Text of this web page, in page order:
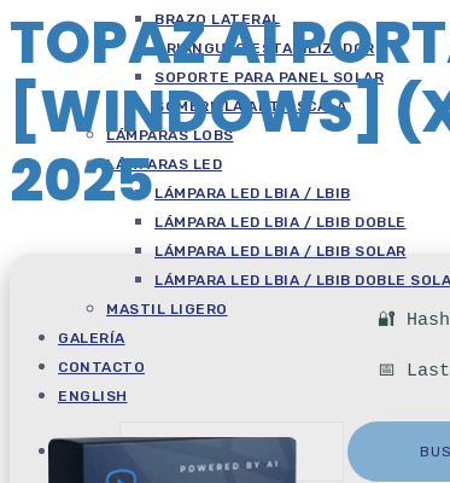
BRAZO LATERAL
TRIÁNGULO ESTABILIZADOR
SOPORTE PARA PANEL SOLAR
SOMBRILLA ANTIESCALA
LÁMPARAS LOBS
LÁMPARAS LED
LÁMPARA LED LBIA / LBIB
LÁMPARA LED LBIA / LBIB DOBLE
LÁMPARA LED LBIA / LBIB SOLAR
LÁMPARA LED LBIA / LBIB DOBLE
MASTIL LIGERO
GALERÍA
CONTACTO
ENGLISH
Buscar:
TOPAZ AI
[WINDOWS]
2025
🔐
📅